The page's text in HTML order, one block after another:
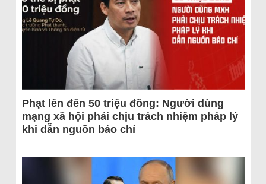
Phạt lên đến 50 triệu đồng: Người dùng
mạng xã hội phải chịu trách nhiệm pháp lý
khi dẫn nguồn báo chí